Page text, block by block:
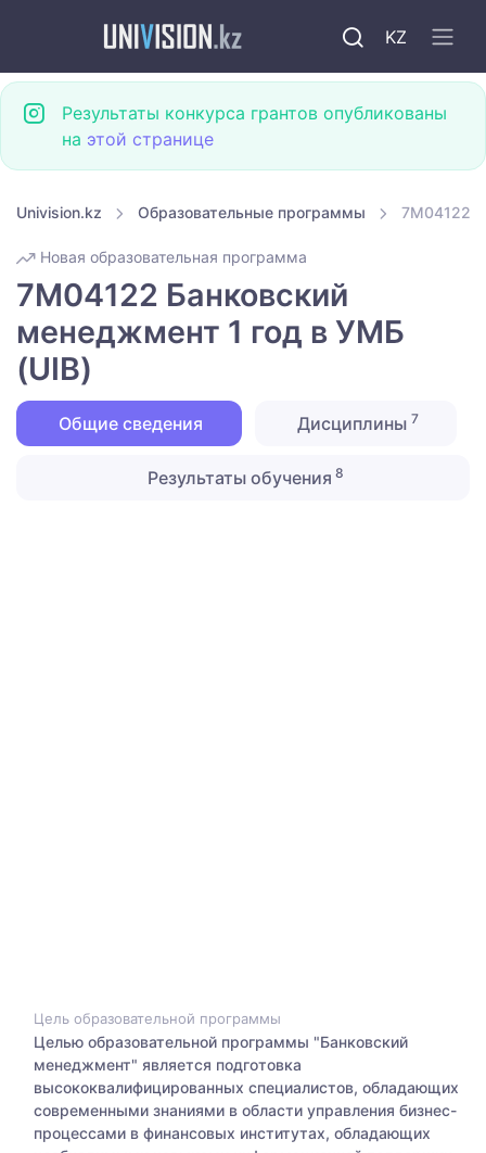
KZ
Результаты конкурса грантов опубликованы
на этой странице
Univision.kz Образовательные программы 7M04122
Новая образовательная программа
7M04122 Банковский
менеджмент 1 год в УМБ
(UIB)
Общие сведения Дисциплины 7
Результаты обучения 8
Цель образовательной программы
Целью образовательной программы "Банковский
менеджмент" является подготовка
высококвалифицированных специалистов, обладающих
современными знаниями в области управления бизнес-
процессами в финансовых институтах, обладающих